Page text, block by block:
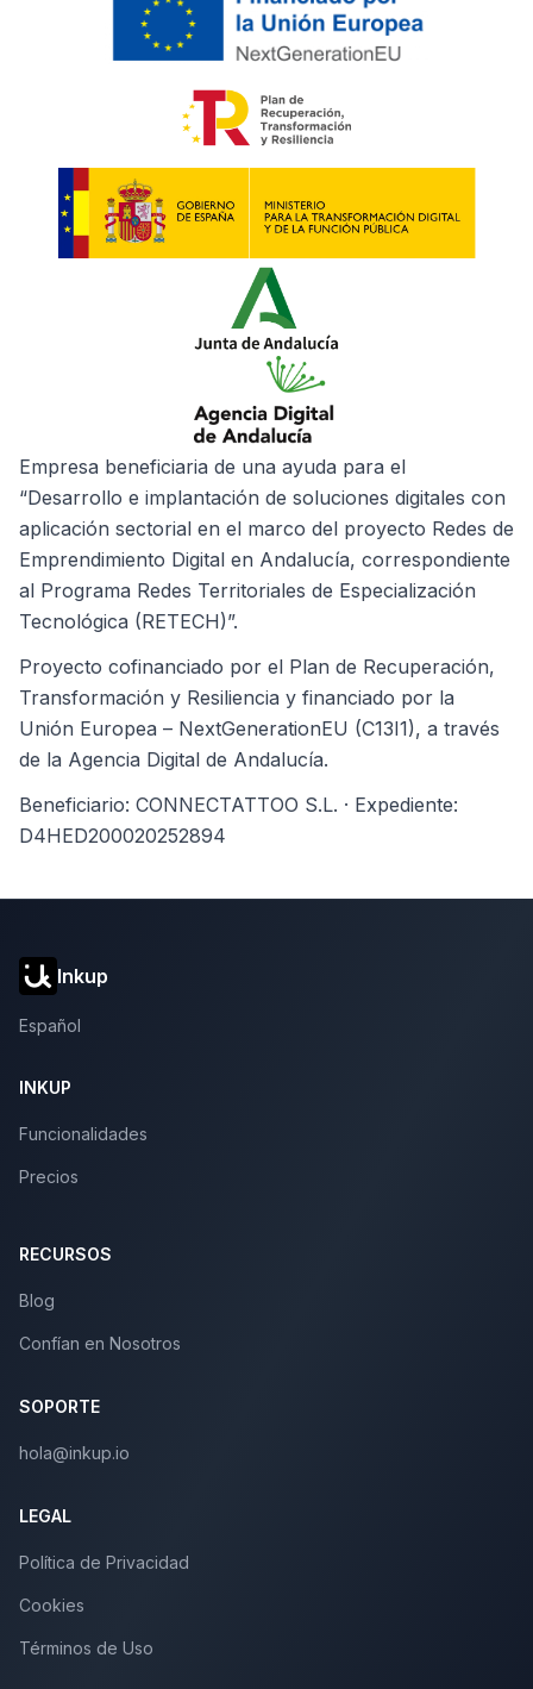
Empresa beneficiaria de una ayuda para el
“Desarrollo e implantación de soluciones digitales con
aplicación sectorial en el marco del proyecto Redes de
Emprendimiento Digital en Andalucía, correspondiente
al Programa Redes Territoriales de Especialización
Tecnológica (RETECH)”.
Proyecto cofinanciado por el Plan de Recuperación,
Transformación y Resiliencia y financiado por la
Unión Europea – NextGenerationEU (C13I1), a través
de la Agencia Digital de Andalucía.
Beneficiario: CONNECTATTOO S.L. · Expediente:
D4HED200020252894
Inkup
Español
INKUP
Funcionalidades
Precios
RECURSOS
Blog
Confían en Nosotros
SOPORTE
hola@inkup.io
LEGAL
Política de Privacidad
Cookies
Términos de Uso